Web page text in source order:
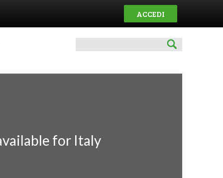
ACCEDI
for Italy